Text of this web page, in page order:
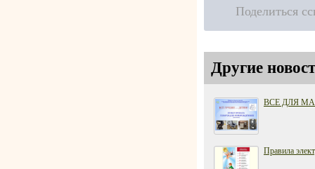
Поделиться
Другие
ВСЕ ДЛЯ
Правила